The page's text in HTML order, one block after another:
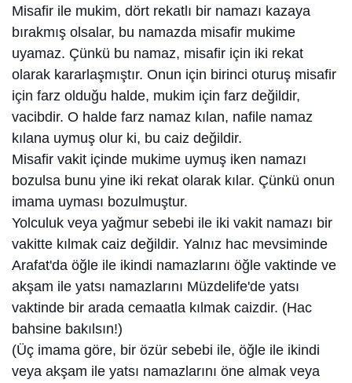
Misafir ile mukim, dört rekatlı bir namazı kazaya
bırakmış olsalar, bu namazda misafir mukime
uyamaz. Çünkü bu namaz, misafir için iki rekat
olarak kararlaşmıştır. Onun için birinci oturuş misafir
için farz olduğu halde, mukim için farz değildir,
vacibdir. O halde farz namaz kılan, nafile namaz
kılana uymuş olur ki, bu caiz değildir.
Misafir vakit içinde mukime uymuş iken namazı
bozulsa bunu yine iki rekat olarak kılar. Çünkü onun
imama uyması bozulmuştur.
Yolculuk veya yağmur sebebi ile iki vakit namazı bir
vakitte kılmak caiz değildir. Yalnız hac mevsiminde
Arafat'da öğle ile ikindi namazlarını öğle vaktinde ve
akşam ile yatsı namazlarını Müzdelife'de yatsı
vaktinde bir arada cemaatla kılmak caizdir. (Hac
bahsine bakılsın!)
(Üç imama göre, bir özür sebebi ile, öğle ile ikindi
veya akşam ile yatsı namazlarını öne almak veya